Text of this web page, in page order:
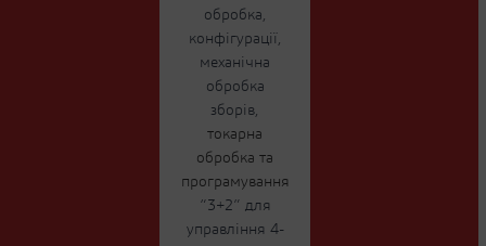
обробка,
конфігурації,
механічна
обробка
зборів,
токарна
обробка та
програмування
“3+2” для
управління 4-